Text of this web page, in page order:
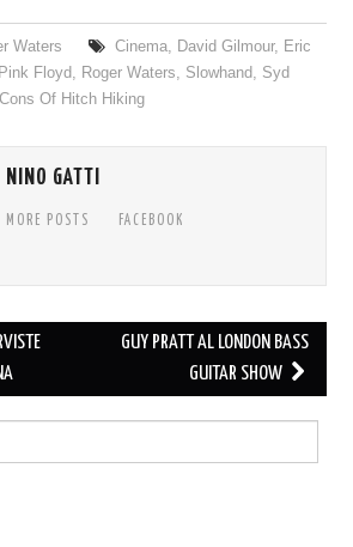
Waters Cinema, David Gilmour, Eric
Pink Floyd, Roger Waters, Slowhand, Syd
Of Hitch Hiking
NINO GATTI
MORE POSTS FACEBOOK
GUY PRATT AL LONDON BASS
GUITAR SHOW